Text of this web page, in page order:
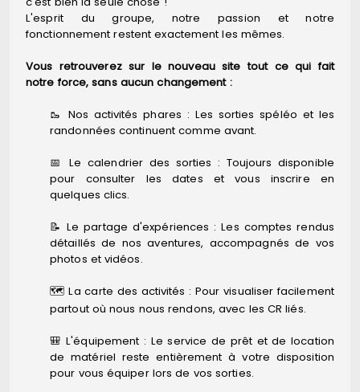
L'esprit du groupe, notre passion et notre
fonctionnement restent exactement les mêmes.
Vous retrouverez sur le nouveau site tout ce qui fait
notre force, sans aucun changement :
🥾 Nos activités phares : Les sorties spéléo et les
randonnées continuent comme avant.
📅 Le calendrier des sorties : Toujours disponible
pour consulter les dates et vous inscrire en
quelques clics.
📝 Le partage d'expériences : Les comptes rendus
détaillés de nos aventures, accompagnés de vos
photos et vidéos.
🗺️ La carte des activités : Pour visualiser facilement
partout où nous nous rendons, avec les CR liés.
🎒 L'équipement : Le service de prêt et de location
de matériel reste entièrement à votre disposition
pour vous équiper lors de vos sorties.